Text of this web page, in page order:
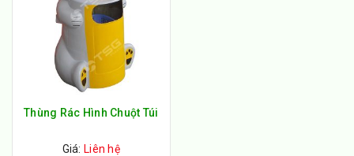
Thùng Rác Hình Chuột Túi
Giá: Liên hệ